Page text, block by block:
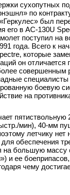
сухопутных
по
был
его в AC-130U
поступил на
года. Всего к
которые
он
совершенным
специалисты
боевую
на
мин), 40-мм
летчику нет
обеспечения
на большую
и ее
чему